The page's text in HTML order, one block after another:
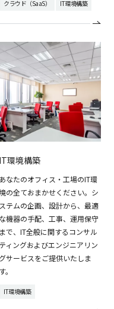
クラウド（SaaS） IT環境構築
IT環境構築
あなたのオフィス・工場のIT環
の全ておまかせください。シ
ステムの企画、設計から、最適
な機器の手配、工事、運用保守
まで、IT全般に関するコンサル
ティングおよびエンジニアリン
グサービスをご提供いたしま
す。
IT環境構築